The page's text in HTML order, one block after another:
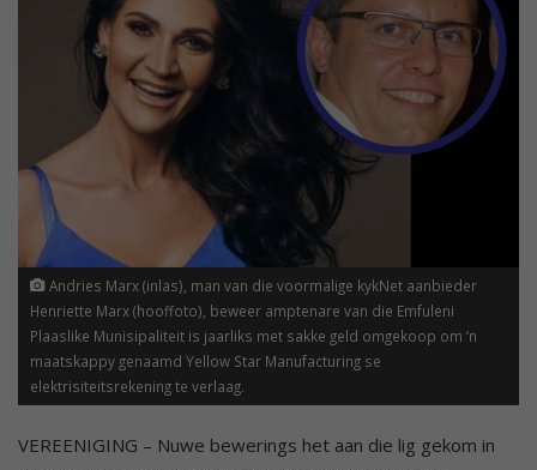
Andries Marx (inlas), man van die voormalige kykNet aanbieder
Henriette Marx (hooffoto), beweer amptenare van die Emfuleni
Plaaslike Munisipaliteit is jaarliks met sakke geld omgekoop om ‘n
maatskappy genaamd Yellow Star Manufacturing se
elektrisiteitsrekening te verlaag.
VEREENIGING – Nuwe bewerings het aan die lig gekom in